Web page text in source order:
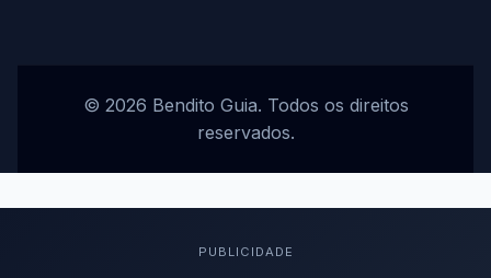
© 2026 Bendito Guia. Todos os direitos
reservados.